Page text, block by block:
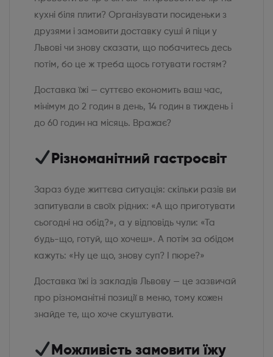
кухні біля плити? Організувати посиденьки з
друзями і замовити доставку суші й піци у
Львові чи знову сказати, що побачитесь десь
потім, бо це ж треба щось готувати гостям?
Доставка їжі — суттєво економить ваш час,
мінімум до 2 годин в день, 14 годин в тиждень і
до 60 годин на місяць. Вражає?
Різноманітний гастросвіт
Зараз буде життєва ситуація: скільки разів ви
запитували в своїх рідних: «А що приготувати
сьогодні на обід?», а у відповідь чули: «Та
будь-що, готуй, що хочеш». А потім за обідом
кажуть: «Ну це що, знову суп? І пюре?»
Доставка їжі із закладів Львову — це зазвичай
про різноманітні позиції в меню, тому кожен
знайде те, що хоче скуштувати.
Можливість замовити їжу